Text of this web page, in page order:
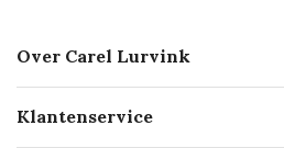
Over Carel Lurvink
Geschiedenis
Klantenservice